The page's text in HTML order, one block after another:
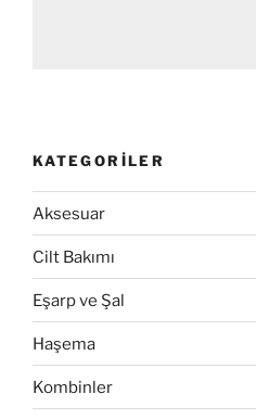
KATEGORILER
Aksesuar
Cilt Bakımı
Eşarp ve Şal
Haşema
Kombinler